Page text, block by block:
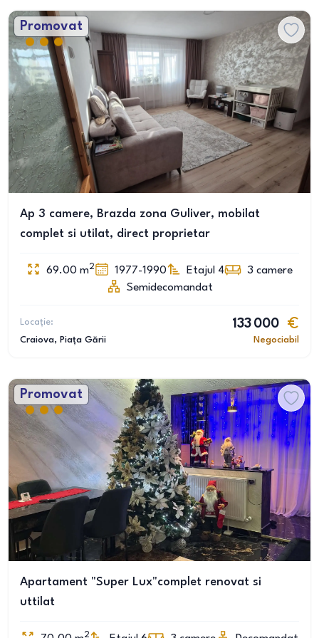
Promovat
Ap 3 camere, Brazda zona Guliver, mobilat
complet si utilat, direct proprietar
69.00 m2 1977-1990 Etajul 4 3 camere
Semidecomandat
Locație:
Craiova, Piața Gării
133 000
Negociabil
Promovat
Apartament "Super Lux"complet renovat si
uttilat
2